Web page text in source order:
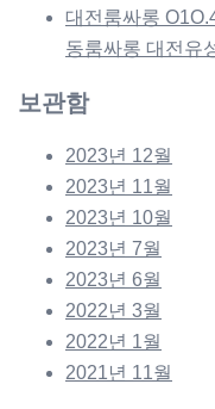
대전룸싸롱
동룸싸롱 대전유
보관함
2023년 12월
2023년 11월
2023년 10월
2023년 7월
2023년 6월
2022년 3월
2022년 1월
2021년 11월